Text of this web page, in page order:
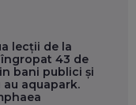
lecții de la
43 de
bani publici și
aquapark.